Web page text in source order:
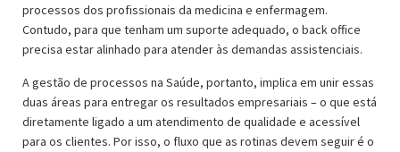
processos dos profissionais da medicina e enfermagem.
Contudo, para que tenham um suporte adequado, o back office
precisa estar alinhado para atender às demandas assistenciais.
A gestão de processos na Saúde, portanto, implica em unir essas
duas áreas para entregar os resultados empresariais – o que está
diretamente ligado a um atendimento de qualidade e acessível
para os clientes. Por isso, o fluxo que as rotinas devem seguir é o